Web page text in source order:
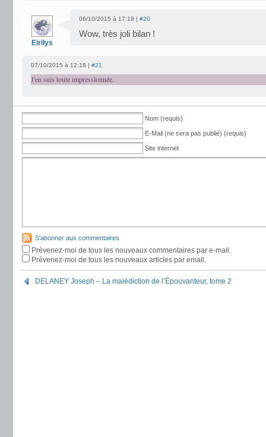
Eirilys
06/10/2015 à 17:19 | #20
Wow, très joli bilan !
07/10/2015 à 12:18 | #21
J'en suis toute impressionnée.
Nom (requis)
E-Mail (ne sera pas publié) (requis)
Site internet
S'abonner aux commentaires
Prévenez-moi de tous les nouveaux commentaires par e-mail.
Prévenez-moi de tous les nouveaux articles par email.
DELANEY Joseph – La malédiction de l’Épouvanteur, tome 2